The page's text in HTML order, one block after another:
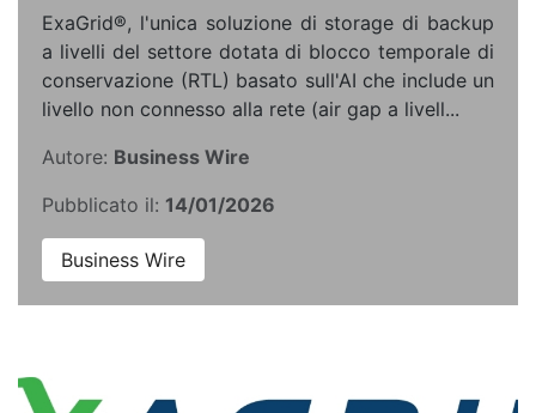
ExaGrid®, l'unica soluzione di storage di backup
a livelli del settore dotata di blocco temporale di
conservazione (RTL) basato sull'AI che include un
livello non connesso alla rete (air gap a livell...
Autore: Business Wire
Pubblicato il: 14/01/2026
Business Wire